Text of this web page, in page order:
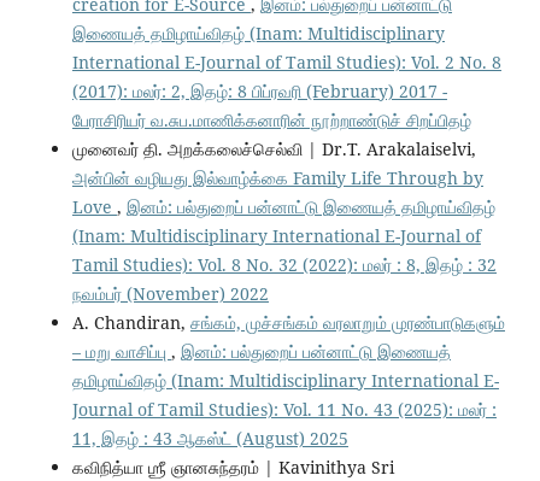
creation for E-Source , இனம்: பல்துறைப் பன்னாட்டு
இணையத் தமிழாய்விதழ் (Inam: Multidisciplinary
International E-Journal of Tamil Studies): Vol. 2 No. 8
(2017): மலர்: 2, இதழ்: 8 பிப்ரவரி (February) 2017 -
பேராசிரியர் வ.சுப.மாணிக்கனாரின் நூற்றாண்டுச் சிறப்பிதழ்
முனைவர் தி. அறக்கலைச்செல்வி | Dr.T. Arakalaiselvi,
அன்பின் வழியது இல்வாழ்க்கை Family Life Through by
Love , இனம்: பல்துறைப் பன்னாட்டு இணையத் தமிழாய்விதழ்
(Inam: Multidisciplinary International E-Journal of
Tamil Studies): Vol. 8 No. 32 (2022): மலர் : 8, இதழ் : 32
நவம்பர் (November) 2022
A. Chandiran, சங்கம், முச்சங்கம் வரலாறும் முரண்பாடுகளும்
– மறு வாசிப்பு , இனம்: பல்துறைப் பன்னாட்டு இணையத்
தமிழாய்விதழ் (Inam: Multidisciplinary International E-
Journal of Tamil Studies): Vol. 11 No. 43 (2025): மலர் :
11, இதழ் : 43 ஆகஸ்ட் (August) 2025
கவிநித்யா ஶ்ரீ ஞானசுந்தரம் | Kavinithya Sri